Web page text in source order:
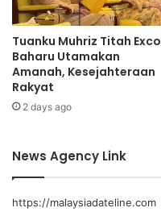
a
d
a
r
a
k
y
N
e
P
e
r
p
a
d
u
'
Tuanku Muhriz Titah Exco
Baharu Utamakan
Amanah, Kesejahteraan
Rakyat
2 days ago
News Agency Link
https://malaysiadateline.com